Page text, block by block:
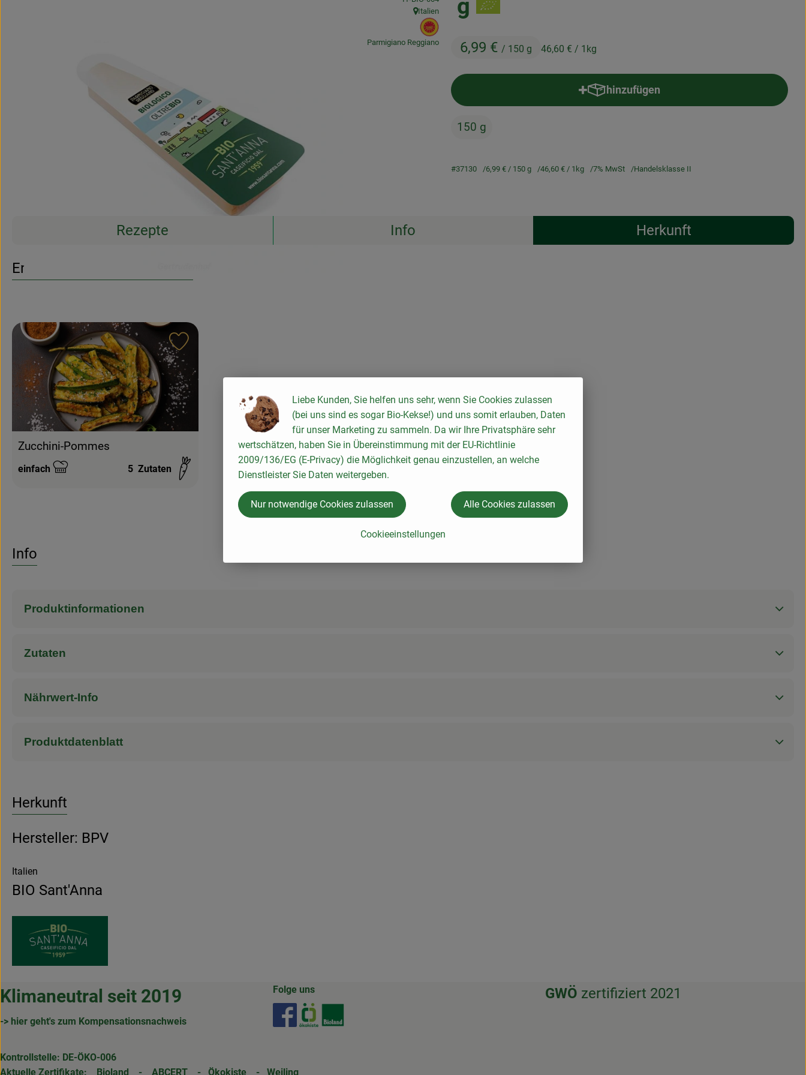
g
6,99 € / 150 g 46,60 € / 1kg
, Herkunft:
Italien
, EU Herkunft:
Parmigiano Reggiano
hinzufügen
Produkt zum Warenkorb hinzufügen
150 g
#37130 6,99 € / 150 g 46,60 € / 1kg 7% MwSt Handelsklasse II
Rezepte Info Herkunft
Entdecke passende Rezepte
Zucchini-Pommes
Schwierigkeit:
einfach 5 Zutaten
Info
Produktinformationen
Zutaten
Nährwert-Info
Produktdatenblatt
Herkunft
Hersteller: BPV
Italien
BIO Sant'Anna
Klimaneutral seit 2019
-> hier geht's zum Kompensationsnachweis
Folge uns
Externer Link zu https://www.facebook.com/gertrudenhof.weissenthurm/
GWÖ zertifiziert 2021
Kontrollstelle: DE-ÖKO-006
Aktuelle Zertifikate: Bioland - ABCERT - Ökokiste - Weiling
Liebe Kunden, Sie helfen uns sehr, wenn Sie Cookies zulassen
(bei uns sind es sogar Bio-Kekse!) und uns somit erlauben, Daten
für unser Marketing zu sammeln. Da wir Ihre Privatsphäre sehr
wertschätzen, haben Sie in Übereinstimmung mit der EU-Richtlinie
2009/136/EG (E-Privacy) die Möglichkeit genau einzustellen, an welche
Dienstleister Sie Daten weitergeben.
Cookieeinstellungen
Nur notwendige Cookies zulassen Alle Cookies zulassen